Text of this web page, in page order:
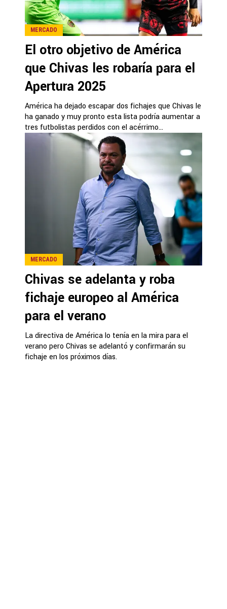
MERCADO
El otro objetivo de América
que Chivas les robaría para el
Apertura 2025
América ha dejado escapar dos fichajes que Chivas le
ha ganado y muy pronto esta lista podría aumentar a
tres futbolistas perdidos con el acérrimo...
MERCADO
Chivas se adelanta y roba
fichaje europeo al América
para el verano
La directiva de América lo tenía en la mira para el
verano pero Chivas se adelantó y confirmarán su
fichaje en los próximos días.